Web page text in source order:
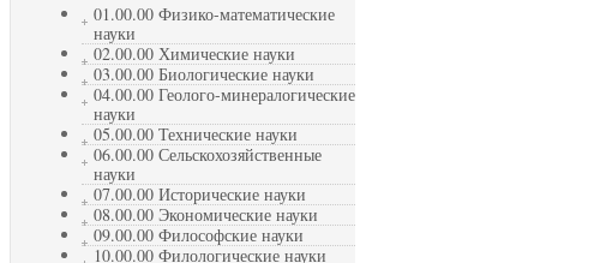
01.00.00 Физико-математические
науки
02.00.00 Химические науки
03.00.00 Биологические науки
04.00.00 Геолого-минералогические
науки
05.00.00 Технические науки
06.00.00 Сельскохозяйственные
науки
07.00.00 Исторические науки
08.00.00 Экономические науки
09.00.00 Философские науки
10.00.00 Филологические науки